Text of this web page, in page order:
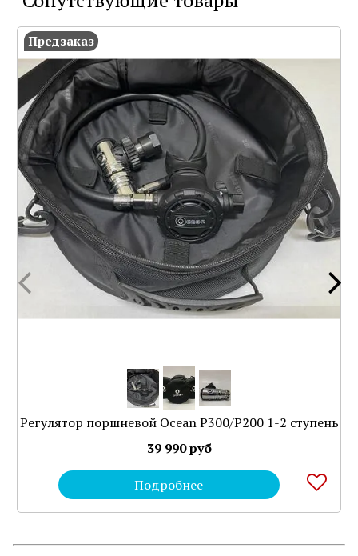
Предзаказ
Регулятор поршневой Ocean P300/P200 1-2 ступень
39 990 руб
Подробнее